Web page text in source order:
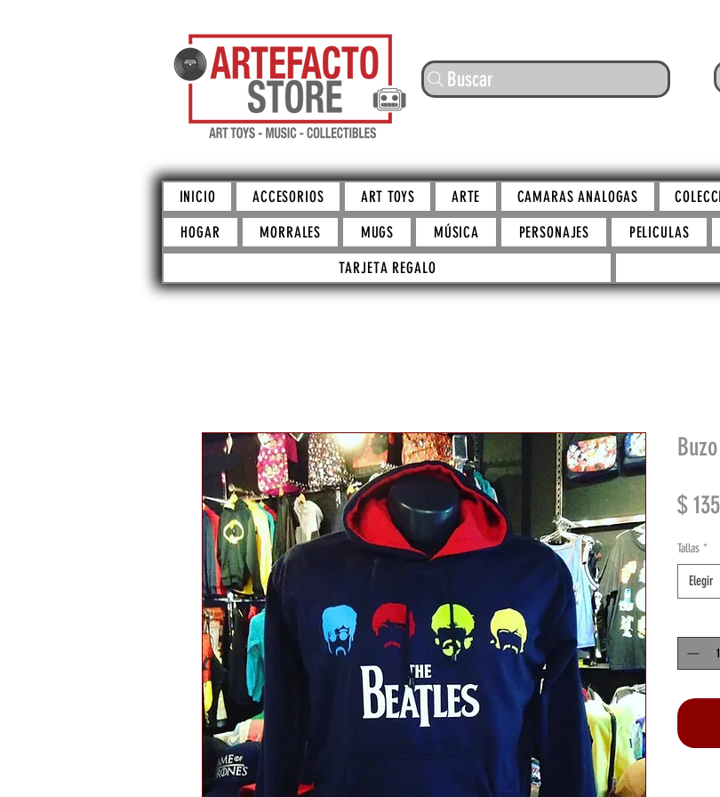
Buscar
INICIO ACCESORIOS ART TOYS ARTE CAMARAS ANALOGAS
HOGAR
MORRALES MUGS MÚSICA PERSONAJES PELICULAS
TARJETA REGALO
$
Tallas *
Elegir